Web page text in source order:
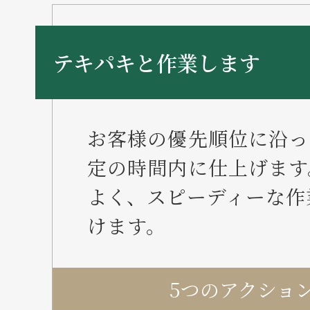
テキパキと作業します
お客様の優先順位に沿
定の時間内に仕上げま
よく、スピーディーな
けます。
5つのアクショ